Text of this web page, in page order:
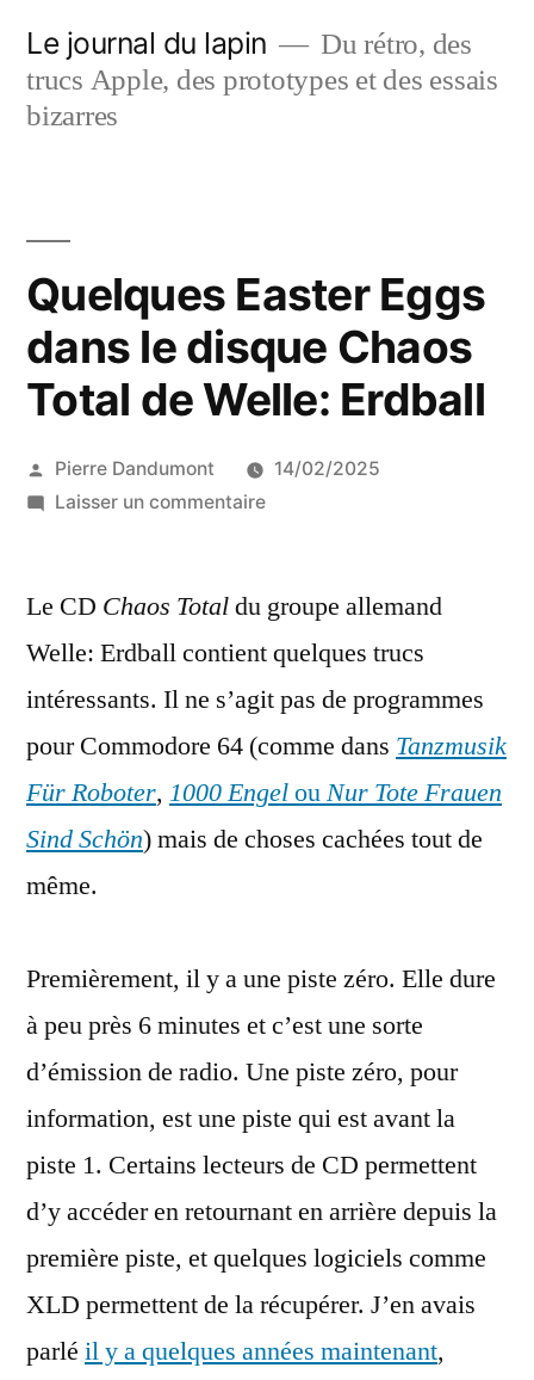
contenu
Le journal du lapin
Du rétro, des
trucs Apple, des prototypes et des essais
bizarres
Quelques Easter Eggs
dans le disque Chaos
Total de Welle: Erdball
Publié
par
Pierre Dandumont
14/02/2025
Laisser un commentairesur
Eggs
le
disque
de
Welle:
Le CD Chaos Totaldu groupe allemand
Welle: Erdball contient quelques trucs
intéressants. Il ne s’agit pas de programmes
pour Commodore 64 (comme dans Tanzmusik
Für Roboter, 1000 EngelouNur Tote Frauen
Sind Schön) mais de choses cachées tout de
même.
Premièrement, il y a une piste zéro. Elle dure
à peu près 6 minutes et c’est une sorte
d’émission de radio. Une piste zéro, pour
information, est une piste qui est avant la
piste 1. Certains lecteurs de CD permettent
d’y accéder en retournant en arrière depuis la
première piste, et quelques logiciels comme
XLD permettent de la récupérer. J’en avais
parlé il y a quelques années maintenant,